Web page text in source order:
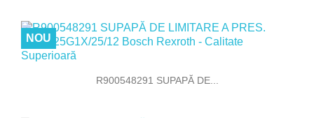
R900548291 SUPAPĂ DE...
NOU